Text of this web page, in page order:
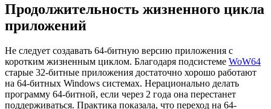
Продолжительность жизненного цикла
приложений
Не следует создавать 64-битную версию приложения с
коротким жизненным циклом. Благодаря подсистеме WoW64
старые 32-битные приложения достаточно хорошо работают
на 64-битных Windows системах. Нерационально делать
программу 64-битной, если через 2 года она перестанет
поддерживаться. Практика показала, что переход на 64-